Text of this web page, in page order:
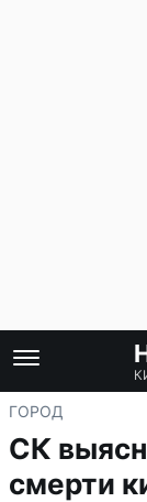
ГОРОД
СК
смерти